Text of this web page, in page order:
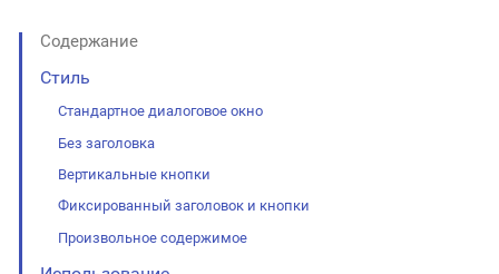
Содержание
Стиль
Стандартное диалоговое окно
Без заголовка
Вертикальные кнопки
Фиксированный заголовок и кнопки
Произвольное содержимое